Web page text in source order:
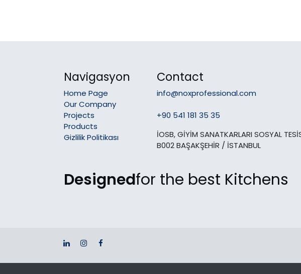
Navigasyon
Home Page
Our Company
Projects
Products
Gizlilik Politikası
Designedfor the best Kitchens
Contact
info@noxprofessional.com
+90 541 181 35 35
İOSB, GİYİM SANATKARLARI SOSYAL
B002 BAŞAKŞEHİR / İSTANBUL